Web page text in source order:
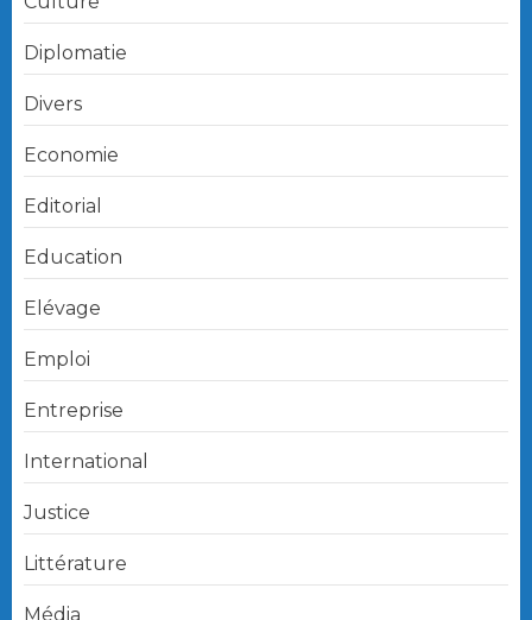
Diplomatie
Divers
Economie
Editorial
Education
Elévage
Emploi
Entreprise
International
Justice
Littérature
Média